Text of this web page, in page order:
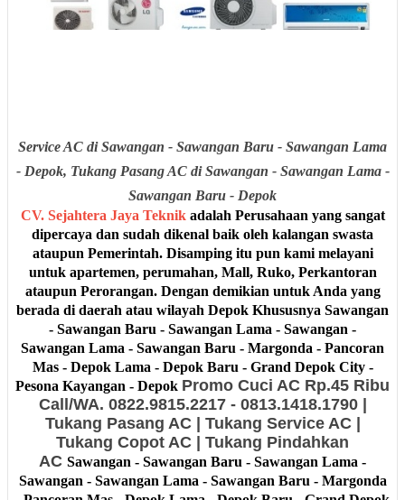
Service AC di Sawangan - Sawangan Baru - Sawangan Lama
- Depok, Tukang Pasang AC di Sawangan - Sawangan Lama -
Sawangan Baru - Depok
CV. Sejahtera Jaya Teknik adalah Perusahaan yang sangat
dipercaya dan sudah dikenal baik oleh kalangan swasta
ataupun Pemerintah. Disamping itu pun kami melayani
untuk apartemen, perumahan, Mall, Ruko, Perkantoran
ataupun Perorangan. Dengan demikian untuk Anda yang
berada di daerah atau wilayah Depok Khususnya Sawangan
- Sawangan Baru - Sawangan Lama - Sawangan -
Sawangan Lama - Sawangan Baru - Margonda - Pancoran
Mas - Depok Lama - Depok Baru - Grand Depok City -
Pesona Kayangan - Depok Promo Cuci AC Rp.45 Ribu
Call/WA. 0822.9815.2217 - 0813.1418.1790 |
Tukang Pasang AC | Tukang Service AC |
Tukang Copot AC | Tukang Pindahkan
AC Sawangan - Sawangan Baru - Sawangan Lama -
Sawangan - Sawangan Lama - Sawangan Baru - Margonda